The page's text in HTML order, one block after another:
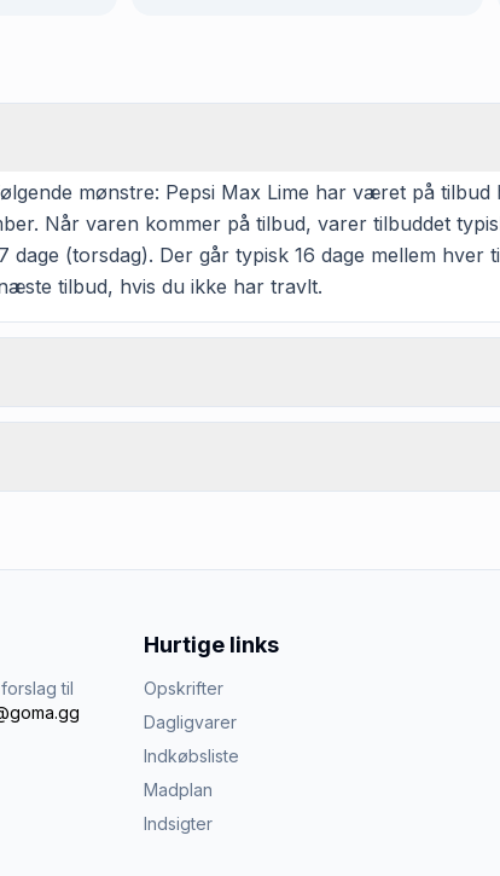
mønstre: Pepsi Max Lime har været på
Når varen kommer på tilbud, varer tilbuddet
(torsdag). Der går typisk 16 dage mellem hver
tilbud, hvis du ikke har travlt.
til
Hurtige links
Opskrifter
Dagligvarer
Indkøbsliste
Madplan
Indsigter